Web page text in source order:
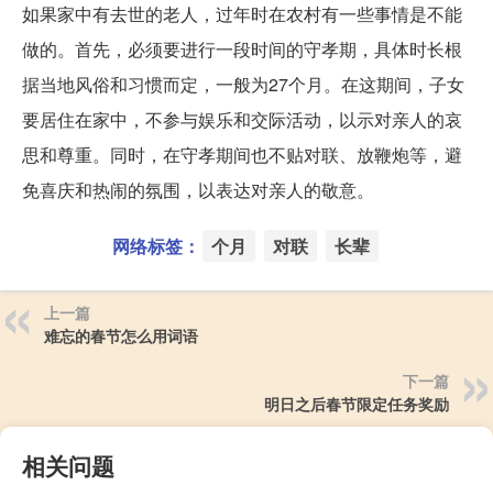
如果家中有去世的老人，过年时在农村有一些事情是不能
做的。首先，必须要进行一段时间的守孝期，具体时长根
据当地风俗和习惯而定，一般为27个月。在这期间，子女
要居住在家中，不参与娱乐和交际活动，以示对亲人的哀
思和尊重。同时，在守孝期间也不贴对联、放鞭炮等，避
免喜庆和热闹的氛围，以表达对亲人的敬意。
网络标签： 个月 对联 长辈
上一篇
难忘的春节怎么用词语
下一篇
明日之后春节限定任务奖励
相关问题